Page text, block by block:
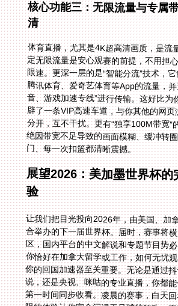
核心功能三：无限流量与专属
清
体育直播，尤其是4K超高清画质，是流
定无限流量是安心观赛的前提，不用担心
限速。更深一层的是“智能分流”技术，它
腾讯体育、爱奇艺体育等App的流量，并
音、游戏加速专线”进行传输。这好比为
辟了一条VIP高速车道，与你其他的网页
分开，互不干扰。更有“独享100M带宽”
绝因带宽不足导致的画面模糊、缓冲转
门、每一次扣篮都清晰震撼。
展望2026：美加墨世界杯的
验
让我们把目光投向2026年，由美国、加
合举办的下一届世界杯。届时，赛事将
区，国内平台的中文解说和专题节目势必
你恰好在加拿大留学或工作，如何无忧观
你的回国加速器至关重要。无论是通过抖
说，还是央视、咪咕的专业直播，你都能
第一时间同步收看。凌晨的赛事，白天回
阻的体验让你完全沉浸于足球的狂欢，不